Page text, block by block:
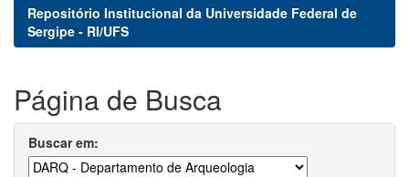
Repositório Institucional da Universidade Federal de
Sergipe - RI/UFS
Página de Busca
Buscar em: